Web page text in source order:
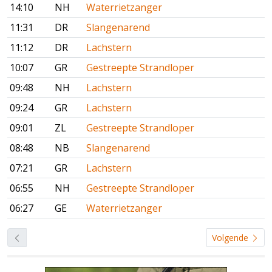
14:10
NH
Waterrietzanger
11:31
DR
Slangenarend
11:12
DR
Lachstern
10:07
GR
Gestreepte Strandloper
09:48
NH
Lachstern
09:24
GR
Lachstern
09:01
ZL
Gestreepte Strandloper
08:48
NB
Slangenarend
07:21
GR
Lachstern
06:55
NH
Gestreepte Strandloper
06:27
GE Waterrietzanger
Volgende